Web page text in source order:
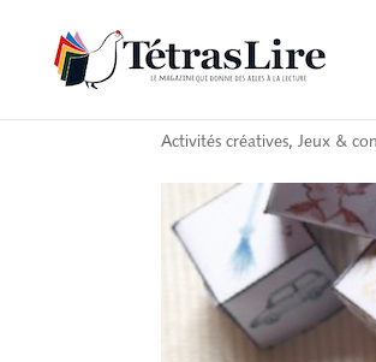
Les dés à
Activités créatives,Jeux &